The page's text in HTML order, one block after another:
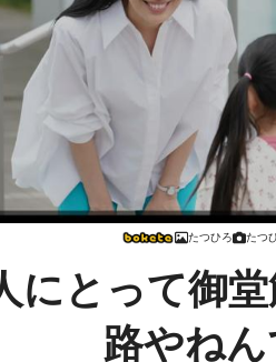
たつひろ たつ
にとって御
路やね